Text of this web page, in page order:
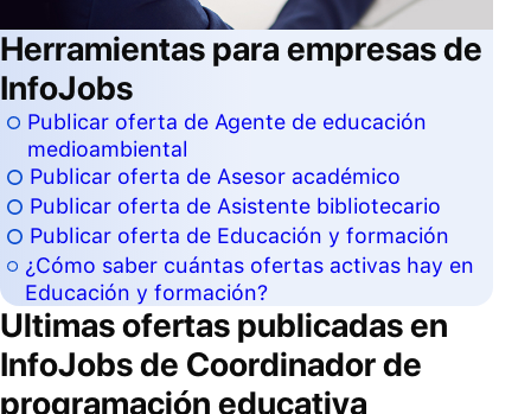
Herramientas para empresas de
InfoJobs
Publicar oferta de Agente de educación
medioambiental
Publicar oferta de Asesor académico
Publicar oferta de Asistente bibliotecario
Publicar oferta de Educación y formación
¿Cómo saber cuántas ofertas activas hay en
Educación y formación?
Ultimas ofertas publicadas en
InfoJobs de Coordinador de
programación educativa